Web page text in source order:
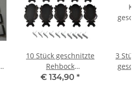
10 Stück geschnitzte
Rehbock
Trophäenschilder
€ 134,90 *
3